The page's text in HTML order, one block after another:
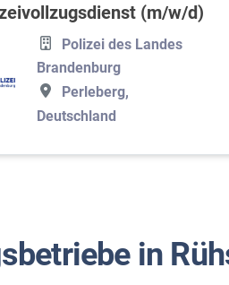
(m/w/d)
Polizei des Landes
Brandenburg
Perleberg,
Deutschland
in